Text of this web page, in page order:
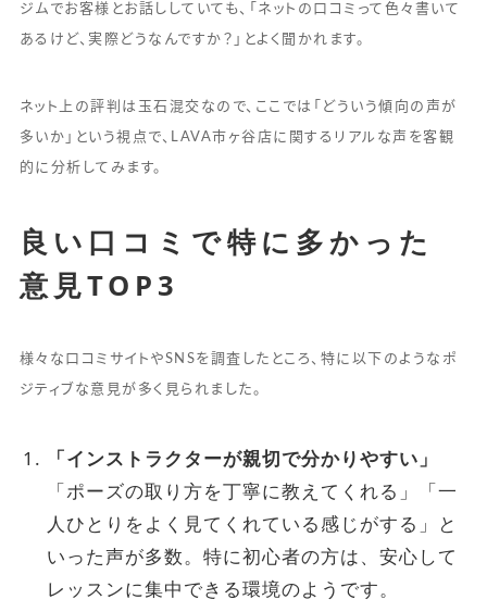
ジムでお客様とお話ししていても、「ネットの口コミって色々書いて
あるけど、実際どうなんですか？」とよく聞かれます。
ネット上の評判は玉石混交なので、ここでは「どういう傾向の声が
多いか」という視点で、LAVA市ヶ谷店に関するリアルな声を客観
的に分析してみます。
良い口コミで特に多かった
意見TOP3
様々な口コミサイトやSNSを調査したところ、特に以下のようなポ
ジティブな意見が多く見られました。
「インストラクターが親切で分かりやすい」
「ポーズの取り方を丁寧に教えてくれる」「一
人ひとりをよく見てくれている感じがする」と
いった声が多数。特に初心者の方は、安心して
レッスンに集中できる環境のようです。